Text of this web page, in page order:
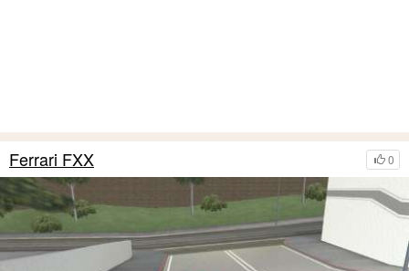
0
Ferrari FXX